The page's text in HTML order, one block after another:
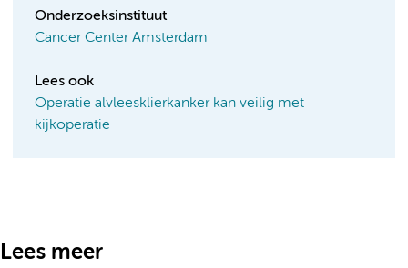
Onderzoeksinstituut
Cancer Center Amsterdam
Lees ook
Operatie alvleesklierkanker kan veilig met
kijkoperatie
Lees meer